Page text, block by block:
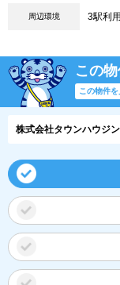
周辺環境 3駅利
この
この物件
株式会社タウンハウジ